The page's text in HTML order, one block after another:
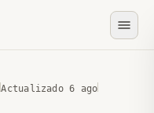
Actualizado 6 ago